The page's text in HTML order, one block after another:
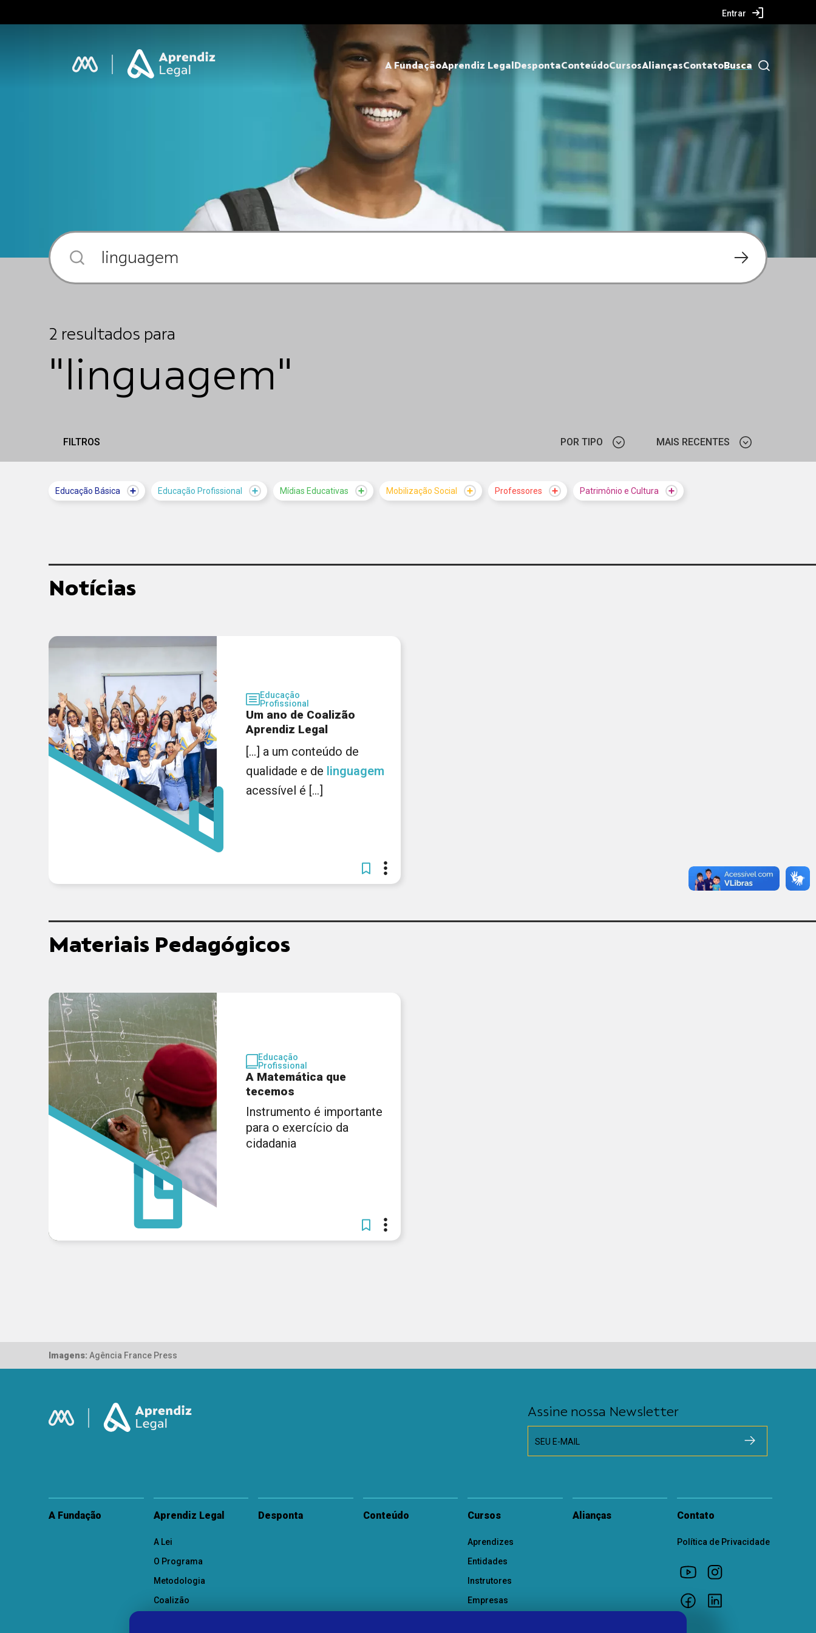
Entrar
A FundaçãoAprendiz Legal DespontaConteúdoCursosAliançasContatoBusca
2 resultados para
"linguagem"
FILTROS POR TIPO MAIS RECENTES
Educação Básica Educação Profissional Mídias Educativas Mobilização Social Professores Patrimônio e Cultura
Notícias
Educação
Profissional
Um ano de Coalizão
Aprendiz Legal
[...] a um conteúdo de
qualidade e de linguagem
acessível é [...]
Materiais Pedagógicos
Educação
Profissional
A Matemática que
tecemos
Instrumento é importante
para o exercício da
cidadania
Imagens: Agência France Press
Assine nossa Newsletter
SEU E-MAIL
A Fundação Aprendiz Legal
A Lei
O Programa
Metodologia
Coalizão
Desponta Conteúdo Cursos
Aprendizes
Entidades
Instrutores
Empresas
Alianças Contato
Política de Privacidade